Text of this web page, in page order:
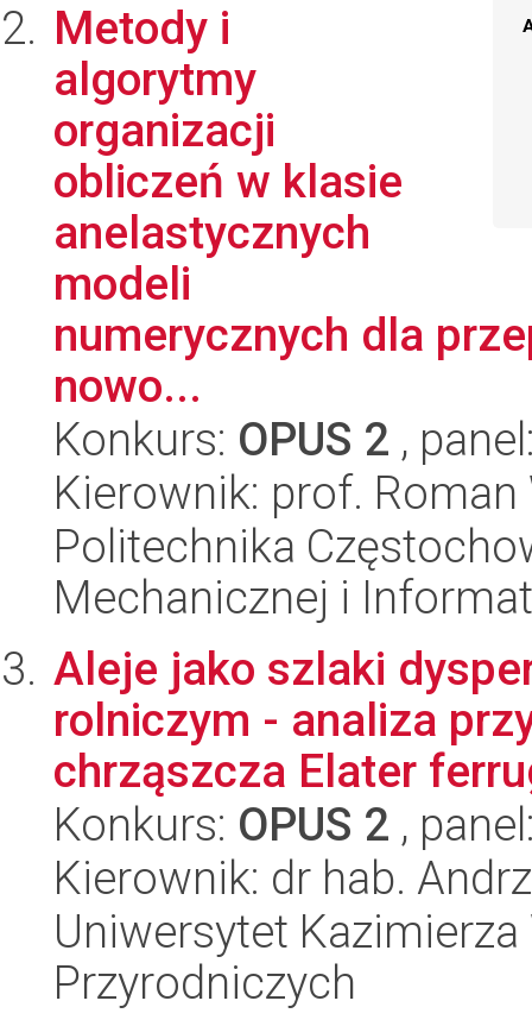
Metody i
algorytmy
organizacji
obliczeń w klasie
anelastycznych
modeli
numerycznych dla
nowo...
Konkurs: OPUS 2 ,
Kierownik: prof.
Politechnika
Mechanicznej i
Aleje jako szlaki
rolniczym - analiza
chrząszcza Elater
Konkurs: OPUS 2 ,
Kierownik: dr hab.
Uniwersytet Kazimierza
Przyrodniczych